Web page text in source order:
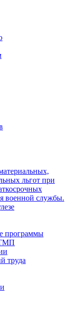
льгот при
военной службы.
программы
труда